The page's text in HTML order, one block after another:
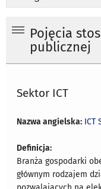
Pojęcia
publicznej
Sektor ICT
Nazwa angielska: ICT
Definicja:
Branża gospodarki
głównym rodzajem